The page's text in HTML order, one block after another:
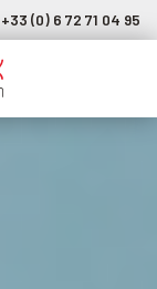
+33 (0) 6 72 71 04 95